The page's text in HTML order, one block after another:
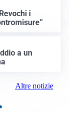
i
a un
Altre notizie